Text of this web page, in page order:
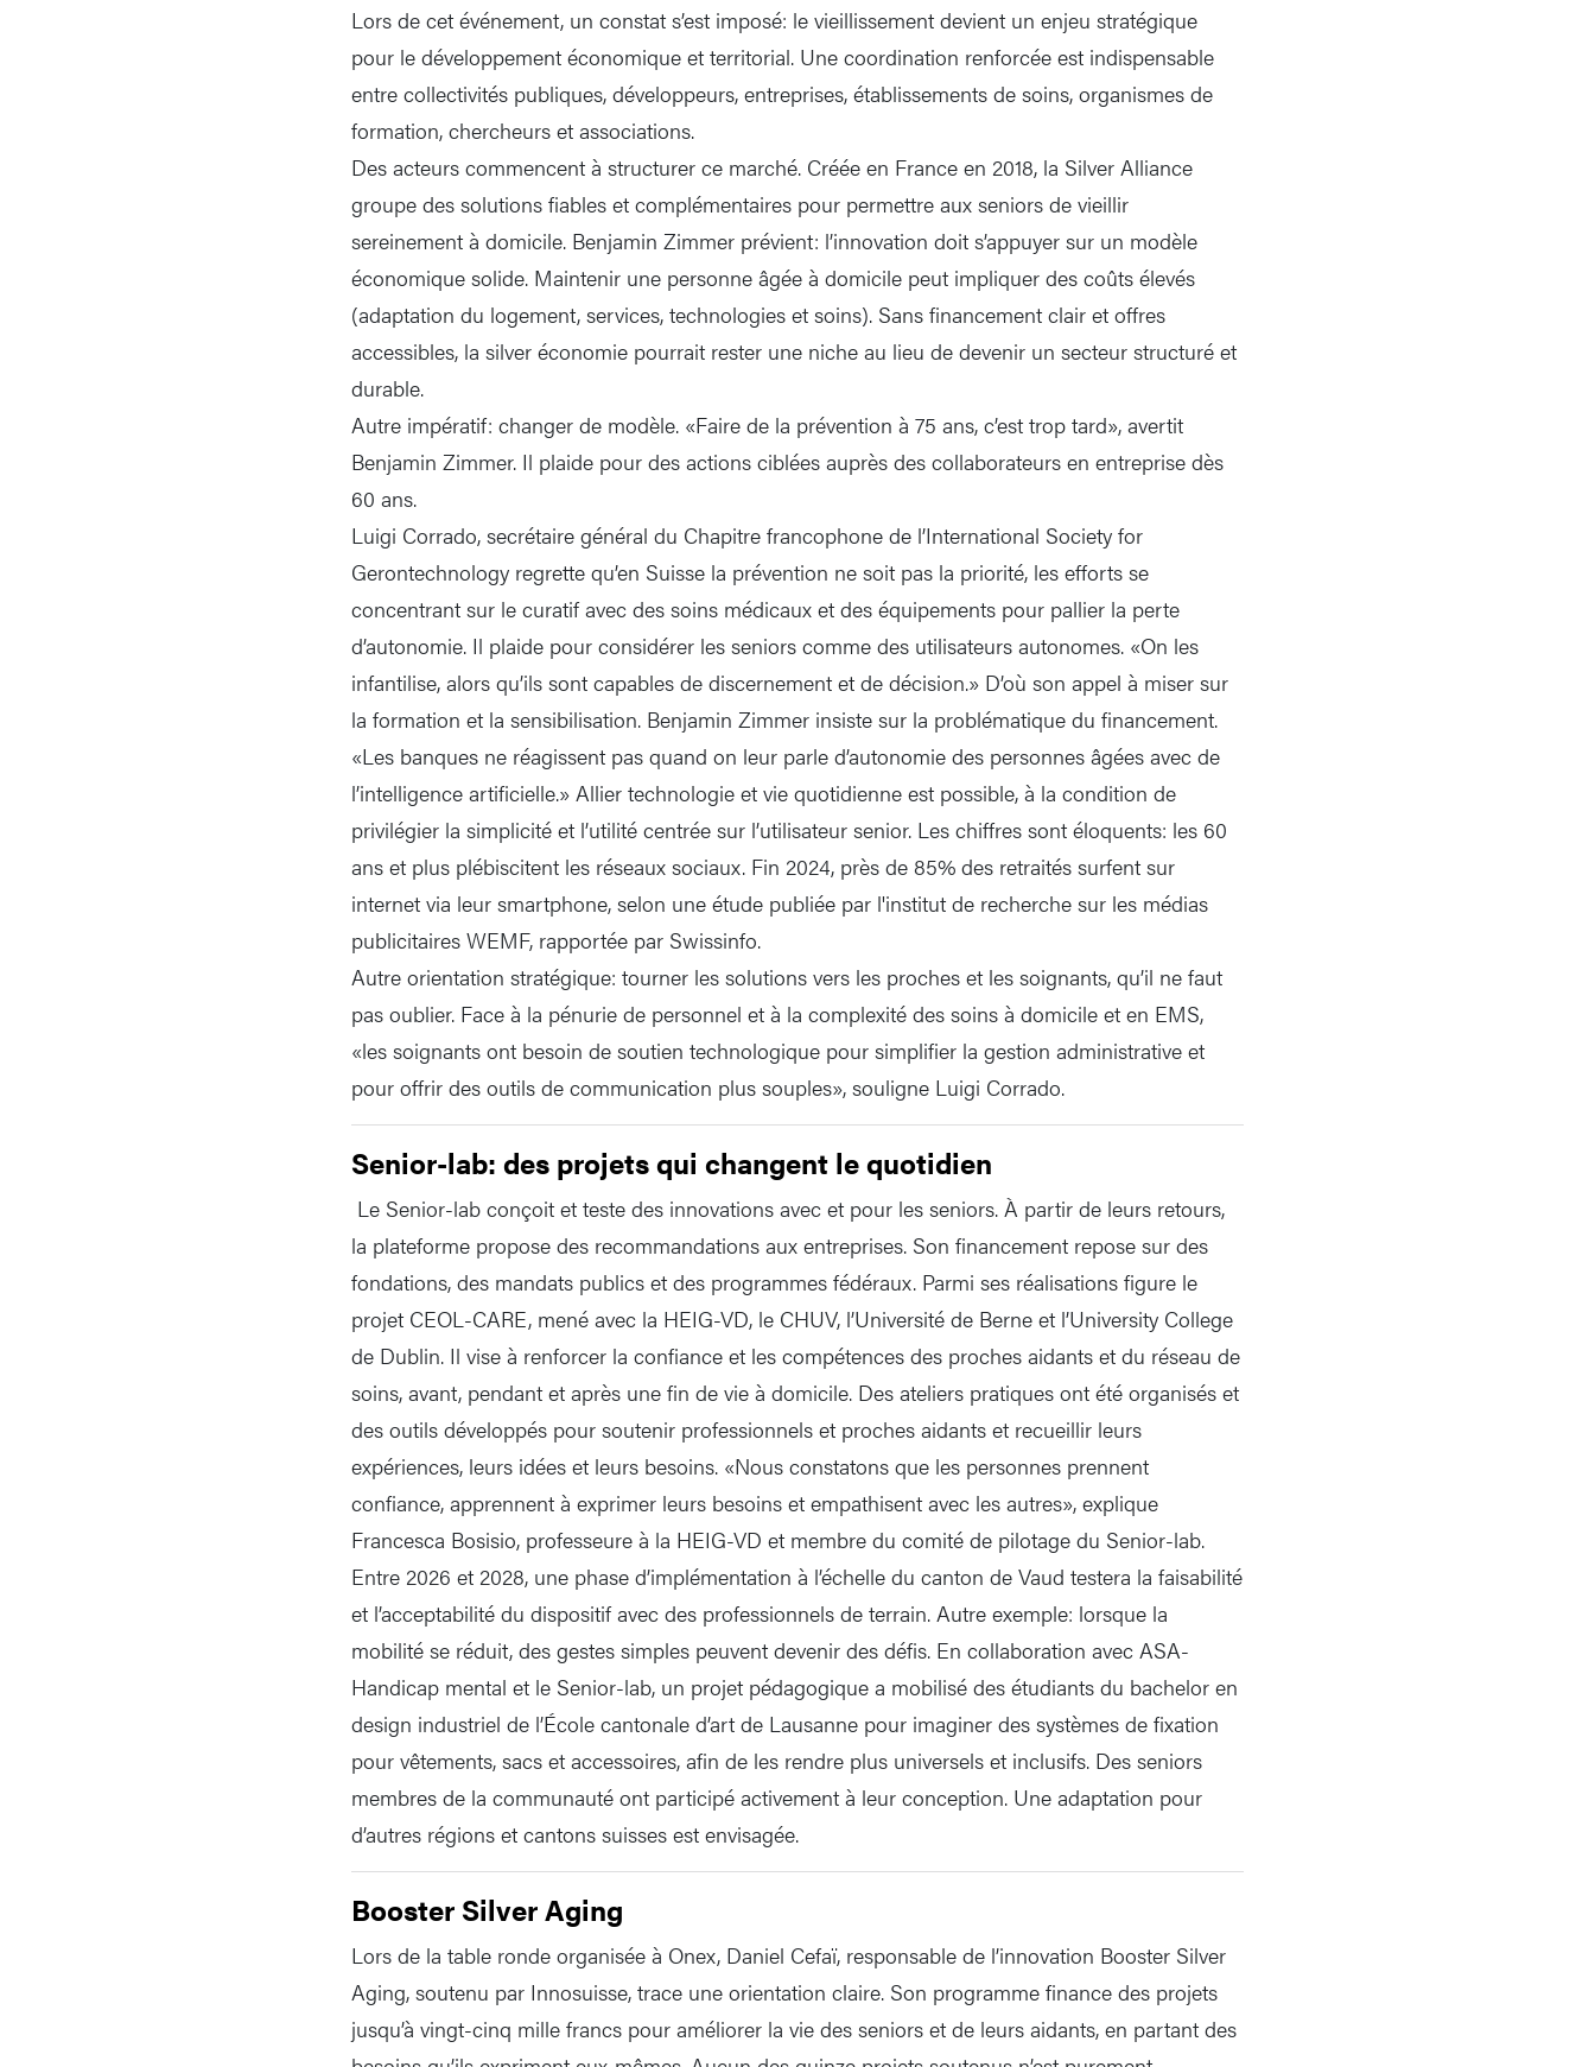
Lors de cet événement, un constat s’est imposé: le vieillissement devient un enjeu stratégique
pour le développement économique et territorial. Une coordination renforcée est indispensable
entre collectivités publiques, développeurs, entreprises, établissements de soins, organismes de
formation, chercheurs et associations.
Des acteurs commencent à structurer ce marché. Créée en France en 2018, la Silver Alliance
groupe des solutions fiables et complémentaires pour permettre aux seniors de vieillir
sereinement à domicile. Benjamin Zimmer prévient: l’innovation doit s’appuyer sur un modèle
économique solide. Maintenir une personne âgée à domicile peut impliquer des coûts élevés
(adaptation du logement, services, technologies et soins). Sans financement clair et offres
accessibles, la silver économie pourrait rester une niche au lieu de devenir un secteur structuré et
durable.
Autre impératif: changer de modèle. «Faire de la prévention à 75 ans, c’est trop tard», avertit
Benjamin Zimmer. Il plaide pour des actions ciblées auprès des collaborateurs en entreprise dès
60 ans.
Luigi Corrado, secrétaire général du Chapitre francophone de l’International Society for
Gerontechnology regrette qu’en Suisse la prévention ne soit pas la priorité, les efforts se
concentrant sur le curatif avec des soins médicaux et des équipements pour pallier la perte
d’autonomie. Il plaide pour considérer les seniors comme des utilisateurs autonomes. «On les
infantilise, alors qu’ils sont capables de discernement et de décision.» D’où son appel à miser sur
la formation et la sensibilisation. Benjamin Zimmer insiste sur la problématique du financement.
«Les banques ne réagissent pas quand on leur parle d’autonomie des personnes âgées avec de
l’intelligence artificielle.» Allier technologie et vie quotidienne est possible, à la condition de
privilégier la simplicité et l’utilité centrée sur l’utilisateur senior. Les chiffres sont éloquents: les 60
ans et plus plébiscitent les réseaux sociaux. Fin 2024, près de 85% des retraités surfent sur
internet via leur smartphone, selon une étude publiée par l'institut de recherche sur les médias
publicitaires WEMF, rapportée par Swissinfo.
Autre orientation stratégique: tourner les solutions vers les proches et les soignants, qu’il ne faut
pas oublier. Face à la pénurie de personnel et à la complexité des soins à domicile et en EMS,
«les soignants ont besoin de soutien technologique pour simplifier la gestion administrative et
pour offrir des outils de communication plus souples», souligne Luigi Corrado.
Senior-lab: des projets qui changent le quotidien
Le Senior-lab conçoit et teste des innovations avec et pour les seniors. À partir de leurs retours,
la plateforme propose des recommandations aux entreprises. Son financement repose sur des
fondations, des mandats publics et des programmes fédéraux. Parmi ses réalisations figure le
projet CEOL-CARE, mené avec la HEIG-VD, le CHUV, l’Université de Berne et l’University College
de Dublin. Il vise à renforcer la confiance et les compétences des proches aidants et du réseau de
soins, avant, pendant et après une fin de vie à domicile. Des ateliers pratiques ont été organisés et
des outils développés pour soutenir professionnels et proches aidants et recueillir leurs
expériences, leurs idées et leurs besoins. «Nous constatons que les personnes prennent
confiance, apprennent à exprimer leurs besoins et empathisent avec les autres», explique
Francesca Bosisio, professeure à la HEIG-VD et membre du comité de pilotage du Senior-lab.
Entre 2026 et 2028, une phase d’implémentation à l’échelle du canton de Vaud testera la faisabilité
et l’acceptabilité du dispositif avec des professionnels de terrain. Autre exemple: lorsque la
mobilité se réduit, des gestes simples peuvent devenir des défis. En collaboration avec ASA-
Handicap mental et le Senior-lab, un projet pédagogique a mobilisé des étudiants du bachelor en
design industriel de l’École cantonale d’art de Lausanne pour imaginer des systèmes de fixation
pour vêtements, sacs et accessoires, afin de les rendre plus universels et inclusifs. Des seniors
membres de la communauté ont participé activement à leur conception. Une adaptation pour
d’autres régions et cantons suisses est envisagée.
Booster Silver Aging
Lors de la table ronde organisée à Onex, Daniel Cefaï, responsable de l’innovation Booster Silver
Aging, soutenu par Innosuisse, trace une orientation claire. Son programme finance des projets
jusqu’à vingt-cinq mille francs pour améliorer la vie des seniors et de leurs aidants, en partant des